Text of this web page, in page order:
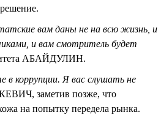
вам даны не на всю жизнь, и
и вам смотритель будет
АБАЙДУЛИН.
в коррупции. Я вас слушать не
заметив позже, что
на попытку передела рынка.